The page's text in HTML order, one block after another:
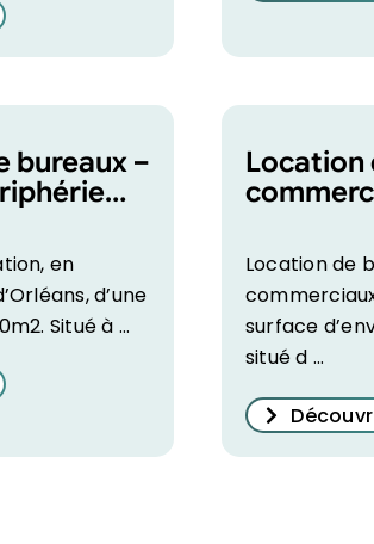
bureaux –
en
d’une
Situé à ...
Location
Location de
surface
situé d ...